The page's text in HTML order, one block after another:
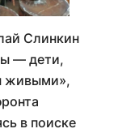
Слинкин
— дети,
живыми»,
в поиске